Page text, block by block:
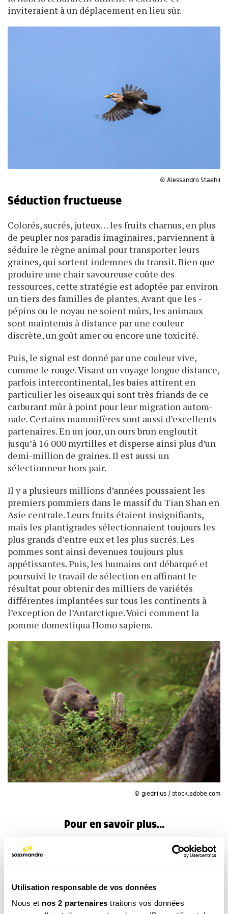
Utilisation responsable de vos données
Nous et nos 2 partenaires traitons vos données
inviteraient à un déplacement en lieu sûr.
© Alessandro Staehli
Séduction fructueuse
Colorés, sucrés, juteux… les fruits charnus, en plus
de peupler nos paradis imaginaires, parviennent à
séduire le règne animal pour transporter leurs
graines, qui sortent indemnes du transit. Bien que
produire une chair savoureuse coûte des
ressources, cette stratégie est adoptée par ­environ
un tiers des familles de plantes. Avant que les ­
pépins ou le noyau ne soient mûrs, les animaux
sont maintenus à distance par une couleur
discrète, un goût amer ou encore une toxicité.
Puis, le signal est donné par une couleur vive,
comme le rouge. Visant un voyage longue distance,
parfois intercontinental, les baies attirent en
particulier les oiseaux qui sont très friands de ce
carburant mûr à point pour leur migration autom­
nale. Certains mammifères sont aussi d’excellents
partenaires. En un jour, un ours brun engloutit
jusqu’à 16 000 myrtilles et disperse ainsi plus d’un
demi-million de graines. Il est aussi un
sélectionneur hors pair.
Il y a plusieurs millions d’années poussaient les
premiers pommiers dans le massif du Tian Shan en
Asie centrale. Leurs fruits étaient insignifiants,
mais les plantigrades sélectionnaient toujours les
plus grands d’entre eux et les plus sucrés. Les
pommes sont ainsi devenues toujours plus
appétissantes. Puis, les humains ont débarqué et
poursuivi le travail de sélection en affinant le
résultat pour obtenir des milliers de variétés
différentes implantées sur tous les continents à
l’exception de l’Antarctique. Voici comment la
pomme domestiqua Homo sapiens.
© giedriius / stock.adobe.com
Pour en savoir plus...